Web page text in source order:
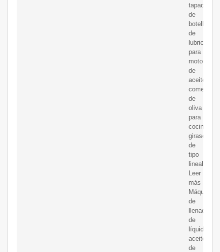
tapado
de
botellas
de
lubricante
para
motor
de
aceite
comestible
de
oliva
para
cocinar
girasol
de
tipo
lineal
Leer
más
Máquina
de
llenado
de
líquidos,
aceite
de